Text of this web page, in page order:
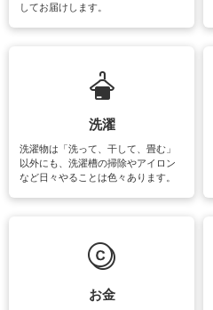
してお届けします。
洗濯
洗濯物は「洗って、干して、畳む」
以外にも、洗濯槽の掃除やアイロン
など日々やることは色々あります。
マットなどの大きな洗濯物も、正し
い洗い方をすれば自宅で洗うことが
報やお悩み解消のための情報をご紹
お金